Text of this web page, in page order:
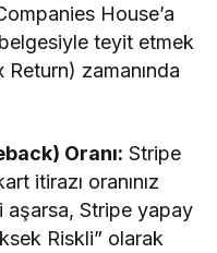
House’a
teyit etmek
Return) zamanında
Oranı: Stripe
itirazı oranınız
aşarsa, Stripe yapay
Riskli” olarak